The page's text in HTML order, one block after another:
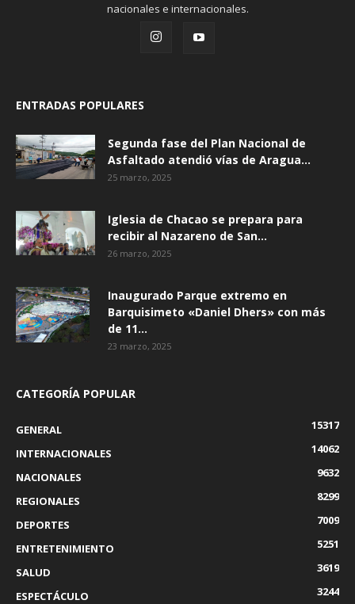
nacionales e internacionales.
ENTRADAS POPULARES
Segunda fase del Plan Nacional de
Asfaltado atendió vías de Aragua...
25 marzo, 2025
Iglesia de Chacao se prepara para
recibir al Nazareno de San...
26 marzo, 2025
Inaugurado Parque extremo en
Barquisimeto «Daniel Dhers» con más
de 11...
23 marzo, 2025
CATEGORÍA POPULAR
GENERAL
15317
INTERNACIONALES
14062
NACIONALES
9632
REGIONALES
8299
DEPORTES
7009
ENTRETENIMIENTO
5251
SALUD
3619
ESPECTÁCULO
3244